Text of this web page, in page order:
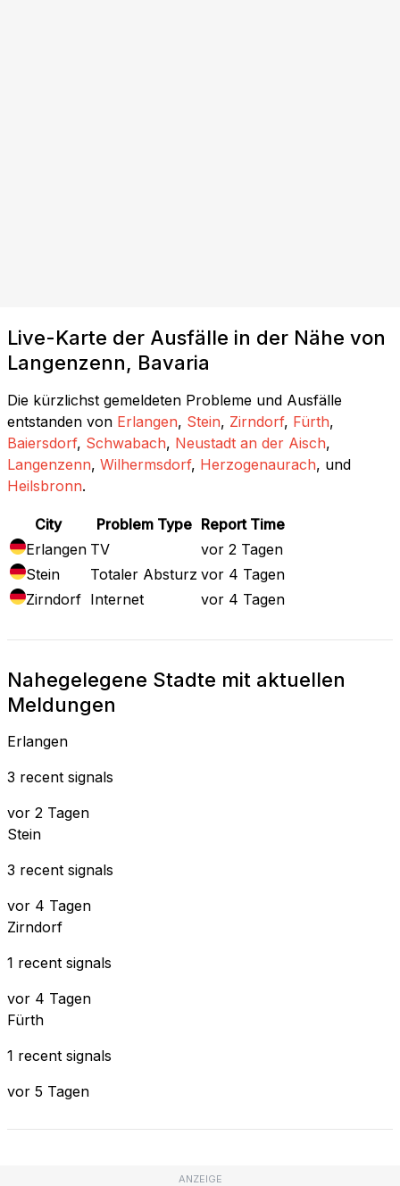
Live-Karte der Ausfälle in der Nähe von
Langenzenn, Bavaria
Die kürzlichst gemeldeten Probleme und Ausfälle
entstanden von Erlangen, Stein, Zirndorf, Fürth,
Baiersdorf, Schwabach, Neustadt an der Aisch,
Langenzenn, Wilhermsdorf, Herzogenaurach, und
Heilsbronn.
City Problem Type Report Time
Erlangen TV
vor 2 Tagen
Stein
Totaler Absturz vor 4 Tagen
Zirndorf Internet vor 4 Tagen
Nahegelegene Stadte mit aktuellen
Meldungen
Erlangen
3 recent signals
vor 2 Tagen
Stein
3 recent signals
vor 4 Tagen
Zirndorf
1 recent signals
vor 4 Tagen
Fürth
1 recent signals
vor 5 Tagen
ANZEIGE